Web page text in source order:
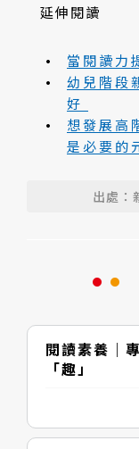
延伸閱讀
當閱讀力
幼兒階段
好
想發展高
是必要的
出處：
閱讀素養｜
「趣」